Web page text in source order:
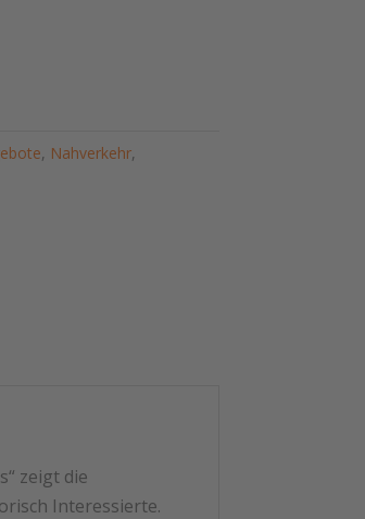
, Nahverkehr,
zeigt die
Interessierte.